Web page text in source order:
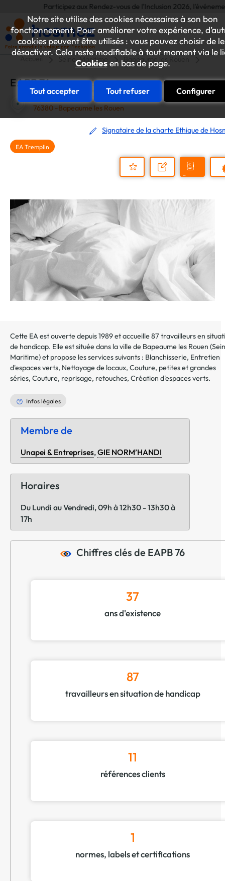
Notre site utilise des cookies nécessaires à son bon
fonctionnement. Pour améliorer votre expérience,
cookies peuvent être utilisés : vous pouvez choisir de
désactiver. Cela reste modifiable à tout moment via le
Cookiesen bas de page.
Tout accepter Tout refuser Configurer
Participez aux Rendez-vous de l'Inclusion 2026,
Accueil Seine-Maritime Bapeaume les Rouen
EAPB 76
14, RUE DU CANAL
76380 -Bapeaume les Rouen
Signataire de la charte Ethique de
EA Tremplin
au
Nous
Demander
Cette EA est ouverte depuis 1989 et accueille 87 travailleurs en
de handicap. Elle est située dans la ville de Bapeaume les Rouen (
Maritime) et propose les services suivants : Blanchisserie, Entretien
d'espaces verts, Nettoyage de locaux, Couture, petites et grandes
séries, Couture, reprisage, retouches, Création d'espaces verts.
Infos légales
Membre de
Unapei & Entreprises,GIE NORM’HANDI
Horaires
Du Lundi au Vendredi, 09h à 12h30 - 13h30 à
17h
Chiffres clés de EAPB 76
37
ans d'existence
87
travailleurs en situation de handicap
11
références clients
1
normes, labels et certifications